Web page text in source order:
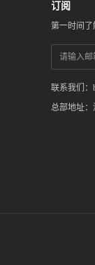
订阅
第一时间
联系我们：
总部地址：